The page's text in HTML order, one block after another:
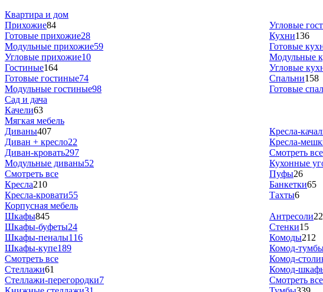
Квартира и дом
Прихожие84
Готовые прихожие28
Модульные прихожие59
Угловые прихожие10
Гостиные164
Готовые гостиные74
Модульные гостиные98
Угловые
Кухни136
Готовые
Модульные
Угловые
Спальни158
Готовые
Сад и дача
Качели63
Мягкая мебель
Диваны407
Диван + кресло22
Диван-кровать297
Модульные диваны52
Смотреть все
Кресла210
Кресла-кровати55
Кресла-
Кресла-
Смотреть все
Кухонные
Пуфы26
Банкетки65
Тахты6
Корпусная мебель
Шкафы845
Шкафы-буфеты24
Шкафы-пеналы116
Шкафы-купе189
Смотреть все
Стеллажи61
Стеллажи-перегородки7
Антресоли22
Стенки15
Комоды212
Комод-
Комод-
Комод-
Смотреть все